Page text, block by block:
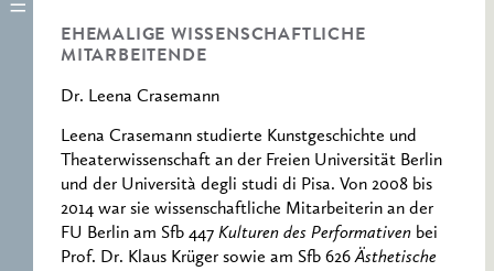
EHEMALIGE WISSENSCHAFTLICHE
MITARBEITENDE
Dr. Leena Crasemann
Leena Crasemann studierte Kunstgeschichte und
Theaterwissenschaft an der Freien Universität Berlin
und der Università degli studi di Pisa. Von 2008 bis
2014 war sie wissenschaftliche Mitarbeiterin an der
FU Berlin am Sfb 447 Kulturen des Performativen bei
Prof. Dr. Klaus Krüger sowie am Sfb 626Ästhetische